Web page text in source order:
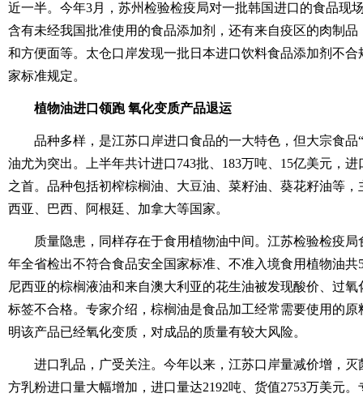
近一半。今年3月，苏州检验检疫局对一批韩国进口的食品现
含有未经我国批准使用的食品添加剂，还有来自疫区的肉制
和方便面等。太仓口岸发现一批日本进口饮料食品添加剂不
家标准规定。
植物油进口领跑 氧化变质产品退运
品种多样，是江苏口岸进口食品的一大特色，但大宗食品
油尤为突出。上半年共计进口743批、183万吨、15亿美元，
之首。品种包括初榨棕榈油、大豆油、菜籽油、葵花籽油等
西亚、巴西、阿根廷、加拿大等国家。
质量隐患，同样存在于食用植物油中间。江苏检验检疫局
年全省检出不符合食品安全国家标准、不准入境食用植物油共
尼西亚的棕榈液油和来自澳大利亚的花生油被发现酸价、过
标签不合格。专家介绍，棕榈油是食品加工经常需要使用的
明该产品已经氧化变质，对成品的质量有较大风险。
进口乳品，广受关注。今年以来，江苏口岸量减价增，灭
方乳粉进口量大幅增加，进口量达2192吨、货值2753万美元